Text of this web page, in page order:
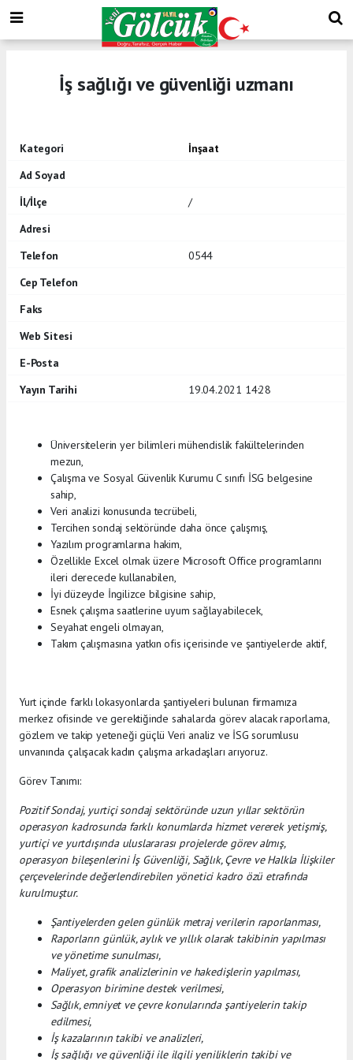
İş sağlığı ve güvenliği uzmanı
Kategori
İnşaat
Ad Soyad
İl/İlçe
/
Adresi
Telefon
0544
Cep Telefon
Faks
Web Sitesi
E-Posta
Yayın Tarihi
19.04.2021 14:28
Üniversitelerin yer bilimleri mühendislik fakültelerinden
mezun,
Çalışma ve Sosyal Güvenlik Kurumu C sınıfı İSG belgesine
sahip,
Veri analizi konusunda tecrübeli,
Tercihen sondaj sektöründe daha önce çalışmış,
Yazılım programlarına hakim,
Özellikle Excel olmak üzere Microsoft Office programlarını
ileri derecede kullanabilen,
İyi düzeyde İngilizce bilgisine sahip,
Esnek çalışma saatlerine uyum sağlayabilecek,
Seyahat engeli olmayan,
Takım çalışmasına yatkın ofis içerisinde ve şantiyelerde aktif,
Yurt içinde farklı lokasyonlarda şantiyeleri bulunan firmamıza
merkez ofisinde ve gerektiğinde sahalarda görev alacak raporlama,
gözlem ve takip yeteneği güçlü Veri analiz ve İSG sorumlusu
unvanında çalışacak kadın çalışma arkadaşları arıyoruz.
Görev Tanımı:
Pozitif Sondaj, yurtiçi sondaj sektöründe uzun yıllar sektörün
operasyon kadrosunda farklı konumlarda hizmet vererek yetişmiş,
yurtiçi ve yurtdışında uluslararası projelerde görev almış,
operasyon bileşenlerini İş Güvenliği, Sağlık, Çevre ve Halkla İlişkiler
çerçevelerinde değerlendirebilen yönetici kadro özü etrafında
kurulmuştur.
Şantiyelerden gelen günlük metraj verilerin raporlanması,
Raporların günlük, aylık ve yıllık olarak takibinin yapılması
ve yönetime sunulması,
Maliyet, grafik analizlerinin ve hakedişlerin yapılması,
Operasyon birimine destek verilmesi,
Sağlık, emniyet ve çevre konularında şantiyelerin takip
edilmesi,
İş kazalarının takibi ve analizleri,
İş sağlığı ve güvenliği ile ilgili yeniliklerin takibi ve